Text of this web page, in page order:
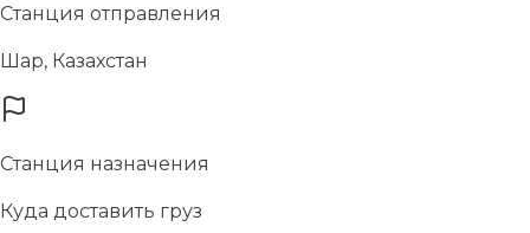
Станция отправления
Шар, Казахстан
Станция назначения
Куда доставить груз